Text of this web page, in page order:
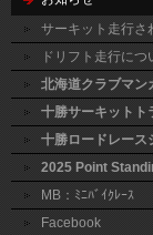
サーキット走行さ
ドリフト走行につ
北海道クラブマン
十勝サーキットト
十勝ロードレース
2025 Point
MB：ﾐﾆﾊﾞｲｸﾚｰｽ
Facebook